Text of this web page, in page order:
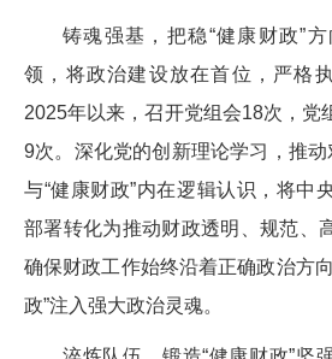
铸魂强基，把稳“健康财政”
领，将政治建设放在首位，严格执
2025年以来，召开党组会18次，党
9次。深化党的创新理论学习，推动
与“健康财政”内在逻辑认识，将中
部署转化为推动财政透明、规范、
确保财政工作始终沿着正确政治方
政”注入强大政治灵魂。